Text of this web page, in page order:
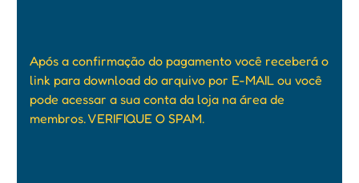
Após a confirmação do pagamento você receberá o
link para download do arquivo por E-MAIL ou você
pode acessar a sua conta da loja na área de
membros. VERIFIQUE O SPAM.